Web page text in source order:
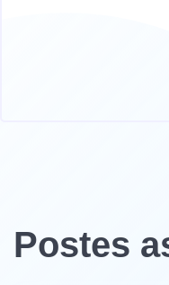
Postes